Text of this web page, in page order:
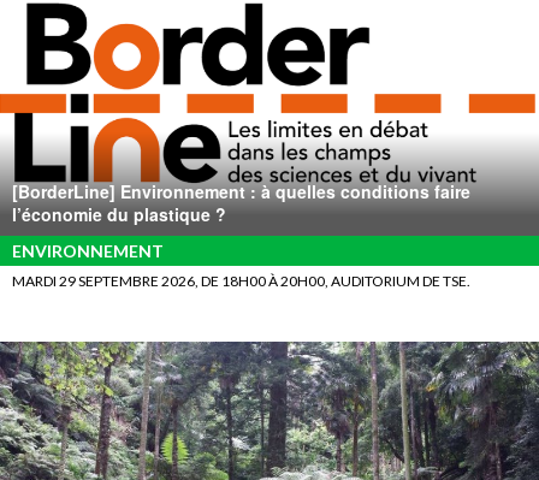
[BorderLine] Environnement : à quelles conditions faire
l’économie du plastique ?
ENVIRONNEMENT
MARDI 29 SEPTEMBRE 2026, DE 18H00 À 20H00, AUDITORIUM DE TSE.